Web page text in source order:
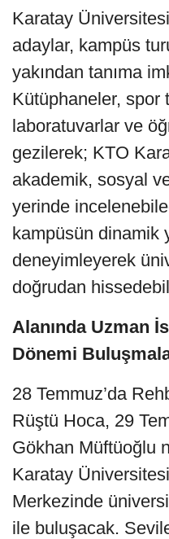
Karatay
adaylar, kampüs
yakından tanıma
Kütüphaneler, spor
laboratuvarlar ve
gezilerek; KTO
akademik, sosyal
yerinde
kampüsün dinamik
deneyimleyerek
doğrudan
Alanında Uzman
Dönemi
28 Temmuz’da
Rüştü Hoca, 29
Gökhan Müftüoğlu
Karatay
Merkezinde
ile buluşacak.